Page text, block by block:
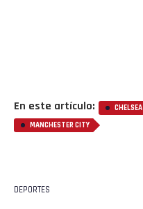
En este artículo: CHELSEA
MANCHESTER CITY
DEPORTES